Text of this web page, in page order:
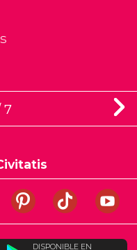
7
DISPONIBLE EN